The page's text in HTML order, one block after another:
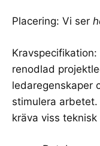
Placering: Vi ser
renodlad
ledaregenskaper
stimulera
kräva viss